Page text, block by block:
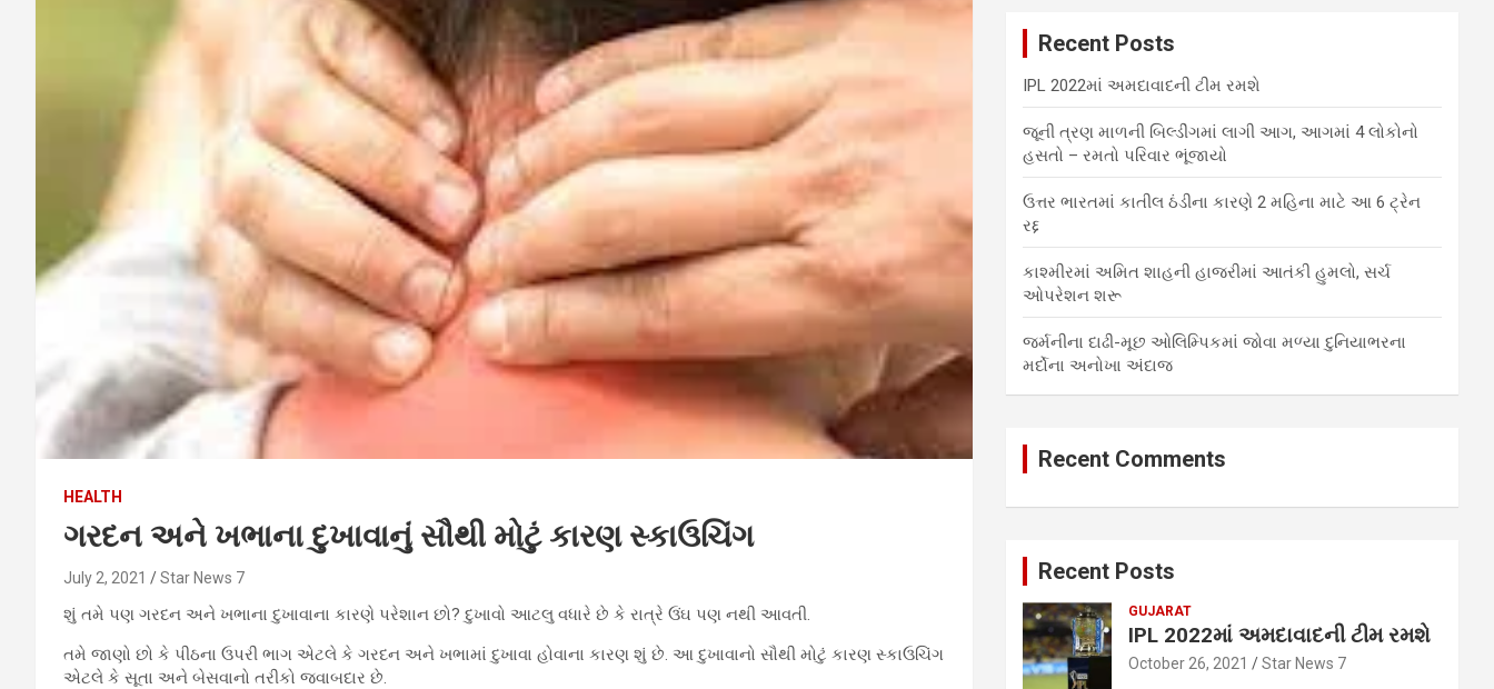
HEALTH
ગરદન અને ખભાના દુખાવાનું સૌથી મોટું કારણ સ્કાઉચિંગ
July 2, 2021 Star News 7
શું તમે પણ ગરદન અને ખભાના દુખાવાના કારણે પરેશાન છો? દુખાવો આટલુ વધારે છે કે રાત્રે ઉંઘ પણ નથી આવતી.
તમે જાણો છો કે પીઠના ઉપરી ભાગ એટલે કે ગરદન અને ખભામાં દુખાવા હોવાના કારણ શું છે. આ દુખાવાનો સૌથી મોટું કારણ સ્કાઉચિંગ
એટલે કે સૂતા અને બેસવાનો તરીકો જવાબદાર છે.
Recent Posts
IPL 2022માં અમદાવાદની ટીમ રમશે
જૂની ત્રણ માળની બિલ્ડીંગમાં લાગી આગ, આગમાં 4 લોકોનો
હસતો – રમતો પરિવાર ભૂંજાયો
ઉત્તર ભારતમાં કાતીલ ઠંડીના કારણે 2 મહિના માટે આ 6 ટ્રેન
રદ્દ
કાશ્મીરમાં અમિત શાહની હાજરીમાં આતંકી હુમલો, સર્ચ
ઓપરેશન શરૂ
જર્મનીના દાઢી-મૂછ ઓલિમ્પિકમાં જોવા મળ્યા દુનિયાભરના
મર્દોના અનોખા અંદાજ
Recent Comments
Recent Posts
GUJARAT
IPL 2022માં અમદાવાદની ટીમ રમશે
October 26, 2021 Star News 7